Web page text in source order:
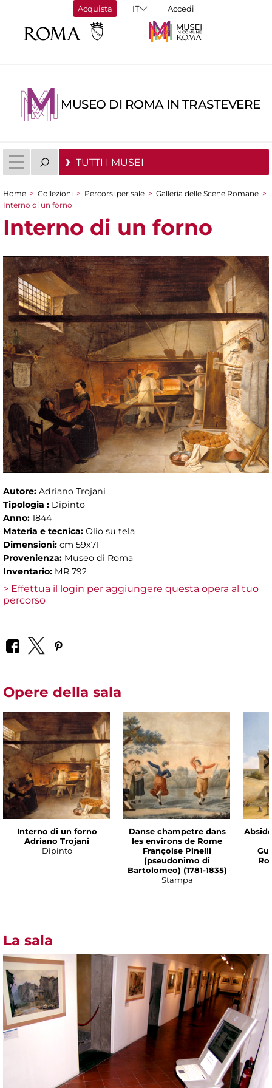
Acquista Accedi
MUSEO DI ROMA IN TRASTEVERE
TUTTI I MUSEI
Tu sei qui
Home > Collezioni > Percorsi per sale > Galleria delle Scene Romane >
Interno di un forno
Interno di un forno
Autore: Adriano Trojani
Tipologia : Dipinto
Anno: 1844
Materia e tecnica: Olio su tela
Dimensioni: cm 59x71
Provenienza: Museo di Roma
Inventario: MR 792
> Effettua il login per aggiungere questa opera al tuo
percorso
Opere della sala
Interno di un forno
Adriano Trojani
Dipinto
Danse champetre dans
les environs de Rome
Françoise Pinelli
(pseudonimo di
Bartolomeo) (1781-1835)
Stampa
La sala